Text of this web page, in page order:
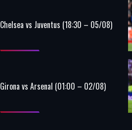
Chelsea vs Juventus (18:30 – 05/08)
Girona vs Arsenal (01:00 – 02/08)